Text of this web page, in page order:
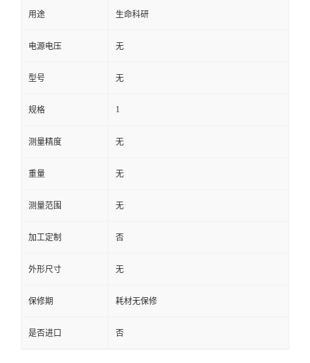
用途 生命科研
电源电压 无
型号 无
规格 1
测量精度 无
重量 无
测量范围 无
加工定制 否
外形尺寸 无
保修期 耗材无保修
是否进口 否